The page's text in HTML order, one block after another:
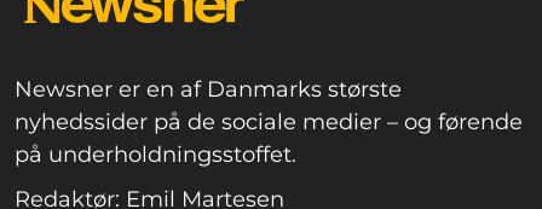
Newsner er en af Danmarks største
nyhedssider på de sociale medier – og førende
på underholdningsstoffet.
Redaktør: Emil Martesen